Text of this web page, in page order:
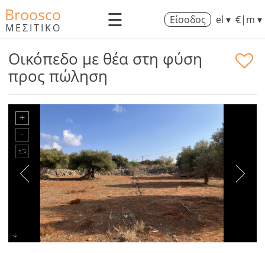
Broosco
ΜΕΣΙΤΙΚΟ ☰ Είσοδος el ▾ €|m ▾
Οικόπεδο με θέα στη φύση
προς πώληση